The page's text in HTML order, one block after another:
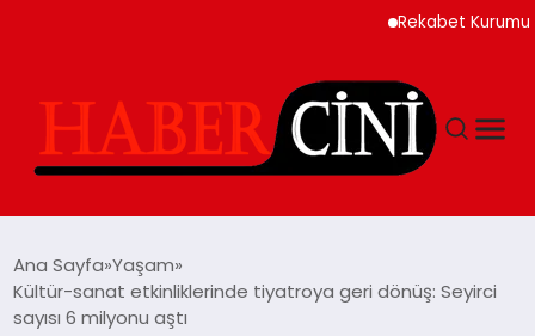
Rekabet Kurumu
YAŞAM
Ana Sayfa Yaşam
Kültür-sanat etkinliklerinde tiyatroya geri dönüş: Seyirci
sayısı 6 milyonu aştı